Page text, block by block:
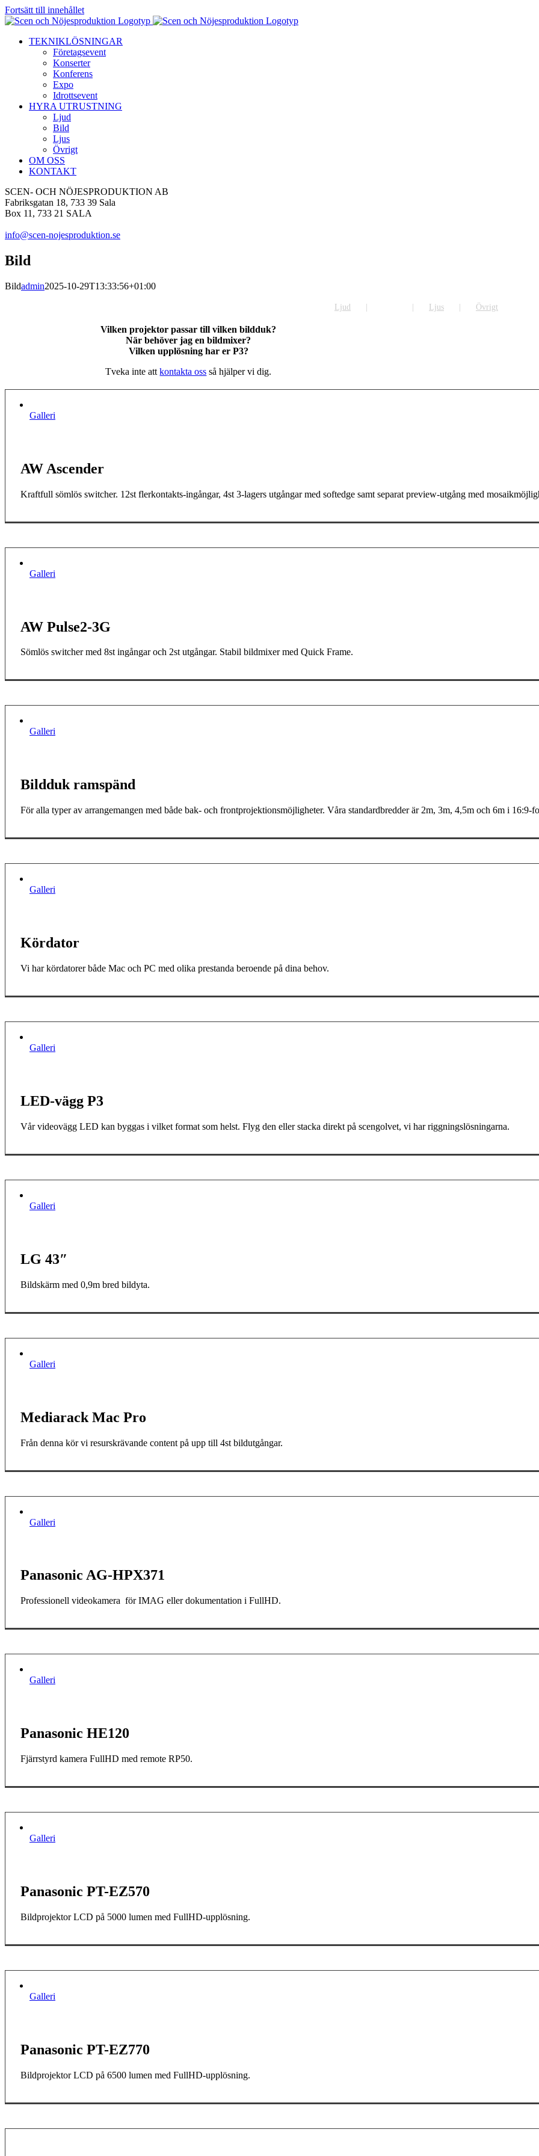
Fortsätt till innehållet
TEKNIKLÖSNINGAR
Företagsevent
Konserter
Konferens
Expo
Idrottsevent
HYRA UTRUSTNING
Ljud
Bild
Ljus
Övrigt
OM OSS
KONTAKT
SCEN- OCH NÖJESPRODUKTION AB
Fabriksgatan 18, 733 39 Sala
Box 11, 733 21 SALA
info@scen-nojesproduktion.se
Bild
Bildadmin2025-10-29T13:33:56+01:00
Ljud Ljus Övrigt
Vilken projektor passar till vilken bildduk?
När behöver jag en bildmixer?
Vilken upplösning har er P3?
Tveka inte attkontakta oss så hjälper vi dig.
Galleri
AW Ascender
Kraftfull sömlös switcher. 12st flerkontakts-ingångar, 4st 3-lagers utgångar med softedge samt separat preview-utgång med
Galleri
AW Pulse2-3G
Sömlös switcher med 8st ingångar och 2st utgångar. Stabil bildmixer med Quick Frame.
Galleri
Bildduk ramspänd
För alla typer av arrangemangen med både bak- och frontprojektionsmöjligheter. Våra standardbredder är 2m, 3m, 4,5m och 6m i 16:9-
Galleri
Kördator
Vi har kördatorer både Mac och PC med olika prestanda beroende på dina behov.
Galleri
LED-vägg P3
Vår videovägg LED kan byggas i vilket format som helst. Flyg den eller stacka direkt på scengolvet, vi har riggningslösningarna.
Galleri
LG 43″
Bildskärm med 0,9m bred bildyta.
Galleri
Mediarack Mac Pro
Från denna kör vi resurskrävande content på upp till 4st bildutgångar.
Galleri
Panasonic AG-HPX371
Professionell videokamera för IMAG eller dokumentation i FullHD.
Galleri
Panasonic HE120
Fjärrstyrd kamera FullHD med remote RP50.
Galleri
Panasonic PT-EZ570
Bildprojektor LCD på 5000 lumen med FullHD-upplösning.
Galleri
Panasonic PT-EZ770
Bildprojektor LCD på 6500 lumen med FullHD-upplösning.